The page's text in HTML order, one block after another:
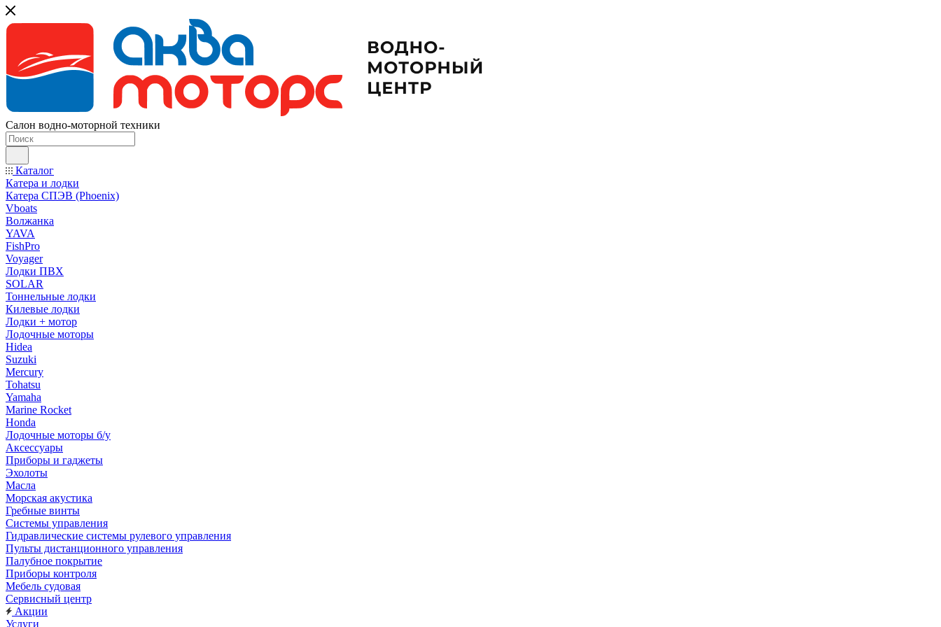
Салон водно-моторной техники
Каталог
Катера и лодки
Катера СПЭВ (Phoenix)
Vboats
Волжанка
YAVA
FishPro
Voyager
Лодки ПВХ
SOLAR
Тоннельные лодки
Килевые лодки
Лодки + мотор
Лодочные моторы
Hidea
Suzuki
Mercury
Tohatsu
Yamaha
Marine Rocket
Honda
Лодочные моторы б/у
Аксессуары
Приборы и гаджеты
Эхолоты
Масла
Морская акустика
Гребные винты
Системы управления
Гидравлические системы рулевого управления
Пульты дистанционного управления
Палубное покрытие
Приборы контроля
Мебель судовая
Сервисный центр
Акции
Услуги